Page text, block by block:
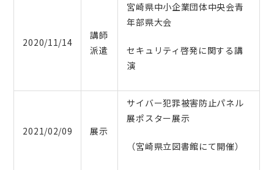
2020/11/14
講師
派遣
宮崎県中小企業団体中央会青
年部県大会
セキュリティ啓発に関する講
演
2021/02/09 展示
サイバー犯罪被害防止パネル
展ポスター展示
（宮崎県立図書館にて開催）